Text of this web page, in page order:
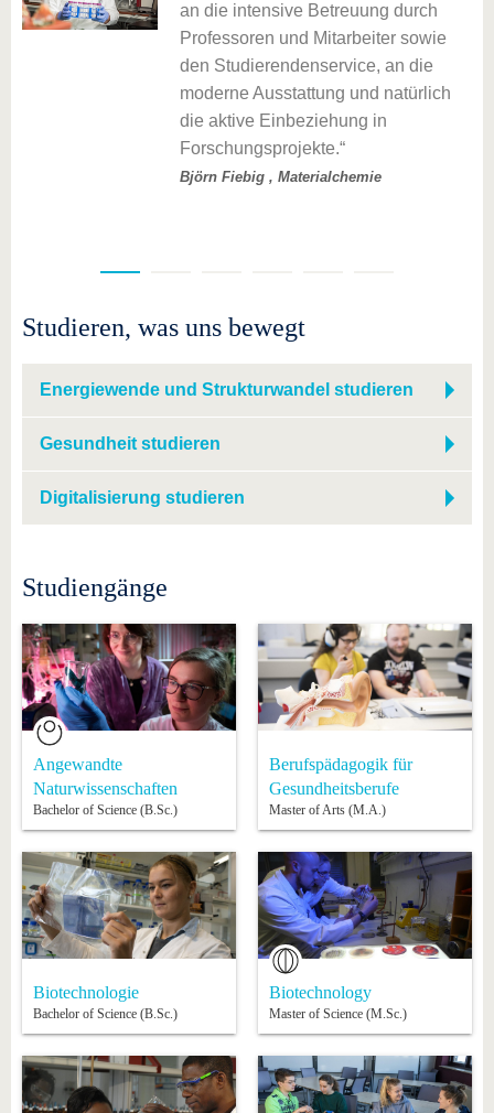
an die intensive Betreuung durch
Professoren und Mitarbeiter sowie
den Studierendenservice, an die
moderne Ausstattung und natürlich
die aktive Einbeziehung in
Forschungsprojekte.
Björn Fiebig , Materialchemie
Studieren, was uns bewegt
Energiewende und Strukturwandel studieren
Gesundheit studieren
Digitalisierung studieren
Studiengänge
Angewandte
Naturwissenschaften
Bachelor of Science (B.Sc.)
Berufspädagogik für
Gesundheitsberufe
Master of Arts (M.A.)
Biotechnologie
Bachelor of Science (B.Sc.)
Biotechnology
Master of Science (M.Sc.)